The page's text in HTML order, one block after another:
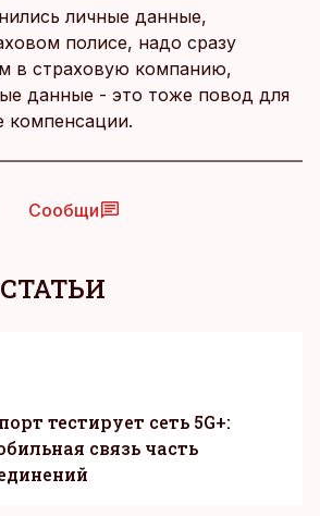
личные данные,
полисе, надо сразу
в страховую компанию,
данные - это тоже повод для
компенсации.
Сообщи
тестирует сеть 5G+:
связь часть